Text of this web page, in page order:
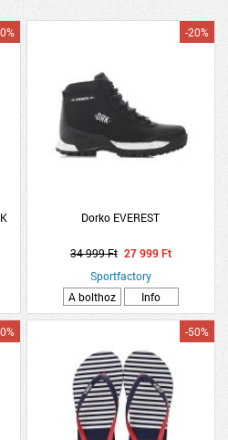
Dorko EVEREST
-20%
34 999 Ft 27 999 Ft
Sportfactory
A bolthoz
Info
-50%